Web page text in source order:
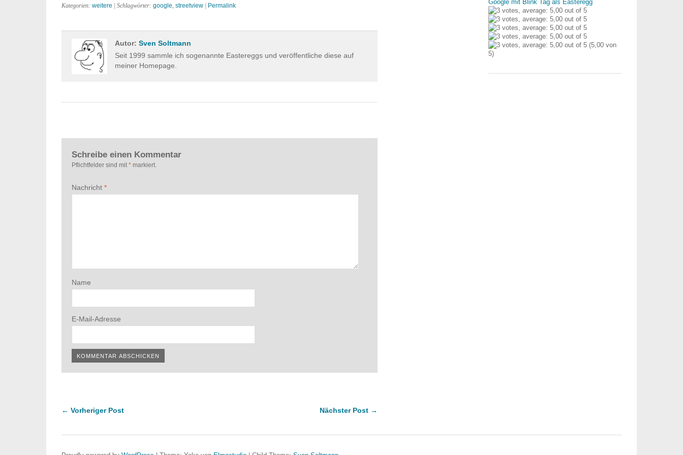
Kategorien: weitere | Schlagwörter: google streetview | Permalink
Autor: Sven Soltmann
Seit 1999 sammle ich sogenannte Eastereggs und veröffentliche diese auf
meiner Homepage.
Schreibe einen Kommentar
Pflichtfelder sind mit * markiert.
Nachricht *
Name
E-Mail-Adresse
← Vorheriger Post Nächster Post →
Google mit Blink Tag als Easteregg
(5,00 von
5)